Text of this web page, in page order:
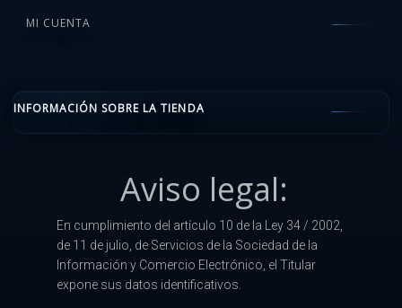
MI CUENTA
INFORMACIÓN SOBRE LA TIENDA
Aviso legal:
En cumplimiento del artículo 10 de la Ley 34 / 2002,
de 11 de julio, de Servicios de la Sociedad de la
Información y Comercio Electrónico, el Titular
expone sus datos identificativos.